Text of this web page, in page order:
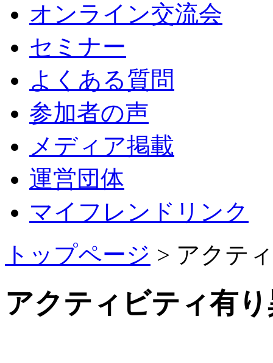
オンライン交流会
セミナー
よくある質問
参加者の声
メディア掲載
運営団体
マイフレンドリンク
トップページ > アクテ
アクティビティ有